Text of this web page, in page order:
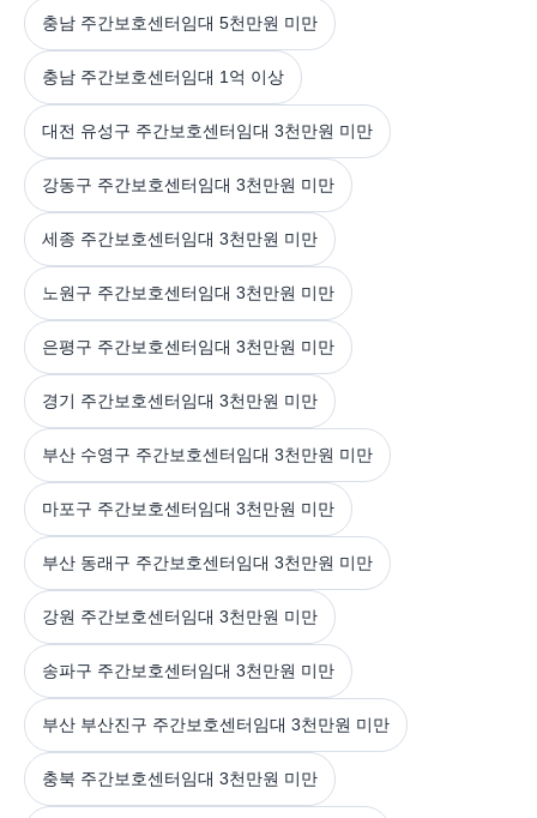
충남 주간보호센터임대 5천만원 미만
충남 주간보호센터임대 1억 이상
대전 유성구 주간보호센터임대 3천만원 미만
강동구 주간보호센터임대 3천만원 미만
세종 주간보호센터임대 3천만원 미만
노원구 주간보호센터임대 3천만원 미만
은평구 주간보호센터임대 3천만원 미만
경기 주간보호센터임대 3천만원 미만
부산 수영구 주간보호센터임대 3천만원 미만
마포구 주간보호센터임대 3천만원 미만
부산 동래구 주간보호센터임대 3천만원 미만
강원 주간보호센터임대 3천만원 미만
송파구 주간보호센터임대 3천만원 미만
부산 부산진구 주간보호센터임대 3천만원 미만
충북 주간보호센터임대 3천만원 미만